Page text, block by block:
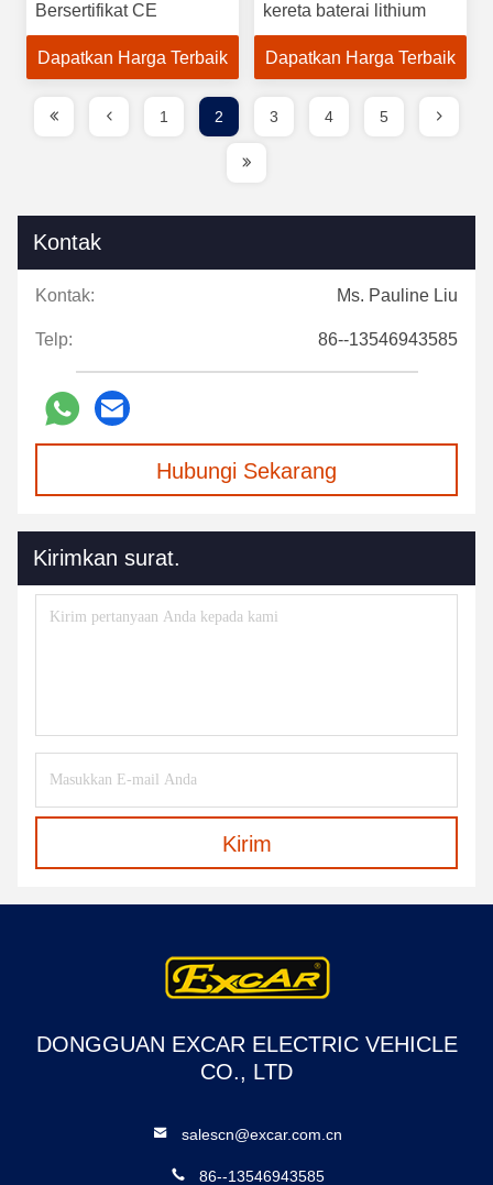
Bersertifikat CE
Dapatkan Harga Terbaik
kereta baterai lithium
Dapatkan Harga Terbaik
1 2 3 4 5
Kontak
Kontak: Ms. Pauline Liu
Telp: 86--13546943585
Hubungi Sekarang
Kirimkan surat.
Kirim
DONGGUAN EXCAR ELECTRIC VEHICLE
CO., LTD
salescn@excar.com.cn
86--13546943585